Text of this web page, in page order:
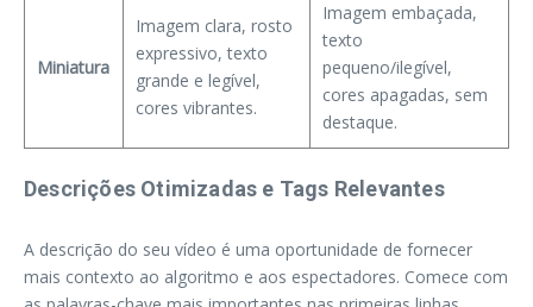
Miniatura
Imagem clara, rosto
expressivo, texto
grande e legível,
cores vibrantes.
Imagem embaçada,
texto
pequeno/ilegível,
cores apagadas, sem
destaque.
Descrições Otimizadas e Tags Relevantes
A descrição do seu vídeo é uma oportunidade de fornecer
mais contexto ao algoritmo e aos espectadores. Comece com